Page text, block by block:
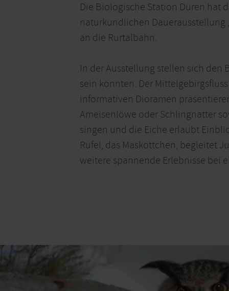
Die Biologische Station Düren hat
naturkundlichen Dauerausstellung
an die Rurtalbahn.
In der Ausstellung stellen sich den
sein könnten. Der
informativen Dioramen
Ameisenlöwe oder Schlingnatter
singen und die Eiche erlaubt
Rufel, das Maskottchen, begleitet
weitere spannende Erlebnisse bei